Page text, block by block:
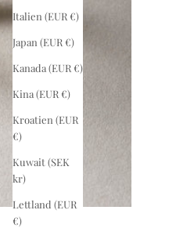
Italien (EUR €)
Japan (EUR €)
Kanada (EUR €)
Kina (EUR €)
Kroatien (EUR
€)
Kuwait (SEK
kr)
Lettland (EUR
€)